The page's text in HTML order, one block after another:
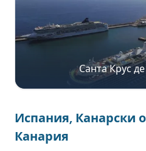
Санта Крус
Испания, Канарски
Канария